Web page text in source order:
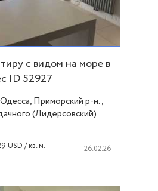
с видом на море в
ID 52927
Приморский р-н.,
(Лидерсовский)
USD / кв. м. 26.02.26